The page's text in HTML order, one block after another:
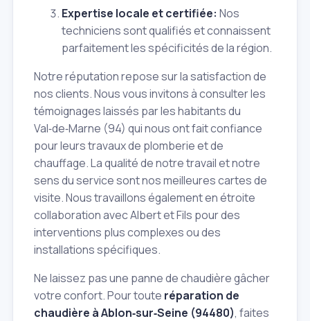
Expertise locale et certifiée: Nos
techniciens sont qualifiés et connaissent
parfaitement les spécificités de la région.
Notre réputation repose sur la satisfaction de
nos clients. Nous vous invitons à consulter les
témoignages laissés par les habitants du
Val‑de‑Marne (94) qui nous ont fait confiance
pour leurs travaux de plomberie et de
chauffage. La qualité de notre travail et notre
sens du service sont nos meilleures cartes de
visite. Nous travaillons également en étroite
collaboration avec Albert et Fils pour des
interventions plus complexes ou des
installations spécifiques.
Ne laissez pas une panne de chaudière gâcher
votre confort. Pour toute réparation de
chaudière à Ablon‑sur‑Seine (94480), faites